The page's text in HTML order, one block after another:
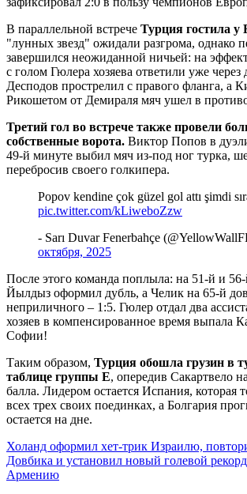
В параллельной встрече Турция гостила у
"лунных звезд" ожидали разгрома, однако
завершился неожиданной ничьей: на
с голом Гюлера хозяева ответили уже
Десподов прострелил с правого фланга, а
Рикошетом от Демираля мяч ушел в
Третий гол во встрече также провели
собственные ворота. Виктор Попов в
49-й минуте выбил мяч из-под ног турка,
перебросив своего голкипера.
Popov kendine çok güzel gol attı şimdi
pic.twitter.com/kLiweboZzw
- Sarı Duvar Fenerbahçe
октября, 2025
После этого команда поплыла: на 51-й и
Йылдыз оформил дубль, а Челик на 65-й
неприличного – 1:5. Гюлер отдал два
хозяев в компенсированное время выпала
Софии!
Таким образом, Турция обошла грузин в
таблице группы Е, опередив Сакартвело
балла. Лидером остается Испания, которая
всех трех своих поединках, а Болгария
остается на дне.
Холанд оформил хет-трик Израилю,
Довбика и установил новый голевой
Армению